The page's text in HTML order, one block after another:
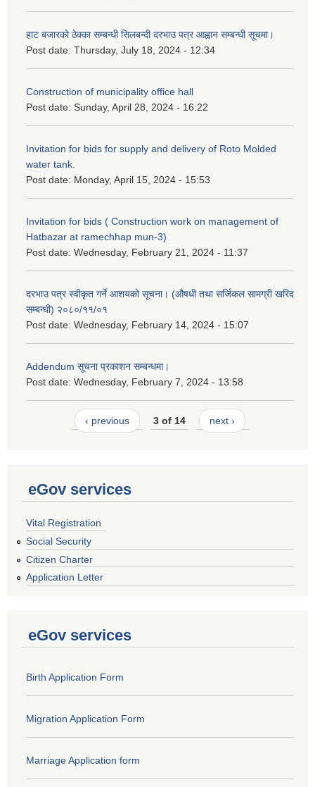
हाट बजारको ठेक्का सम्बन्धी सिलबन्दी दरभाउ पत्र आह्वान सम्बन्धी सूचमा।
Post date: Thursday, July 18, 2024 - 12:34
Construction of municipality office hall
Post date: Sunday, April 28, 2024 - 16:22
Invitation for bids for supply and delivery of Roto Molded
water tank.
Post date: Monday, April 15, 2024 - 15:53
Invitation for bids ( Construction work on management of
Hatbazar at ramechhap mun-3)
Post date: Wednesday, February 21, 2024 - 11:37
दरभाउ पत्र स्वीकृत गर्ने आशयको सूचना। (औषधी तथा सर्जिकल सामग्री खरिद
सम्बन्धी) २०८०/११/०१
Post date: Wednesday, February 14, 2024 - 15:07
Addendum सूचना प्रकाशन सम्बन्धमा।
Post date: Wednesday, February 7, 2024 - 13:58
‹ previous 3 of 14 next ›
eGov services
Vital Registration
Social Security
Citizen Charter
Application Letter
eGov services
Birth Application Form
Migration Application Form
Marriage Application form